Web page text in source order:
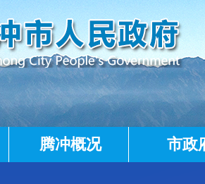
腾冲概况 市政